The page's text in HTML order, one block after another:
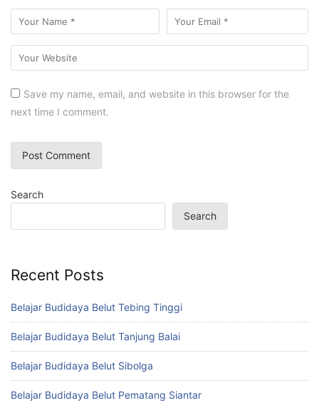
Save my name, email, and website in this browser for the
next time I comment.
Search
Search
Recent Posts
Belajar Budidaya Belut Tebing Tinggi
Belajar Budidaya Belut Tanjung Balai
Belajar Budidaya Belut Sibolga
Belajar Budidaya Belut Pematang Siantar